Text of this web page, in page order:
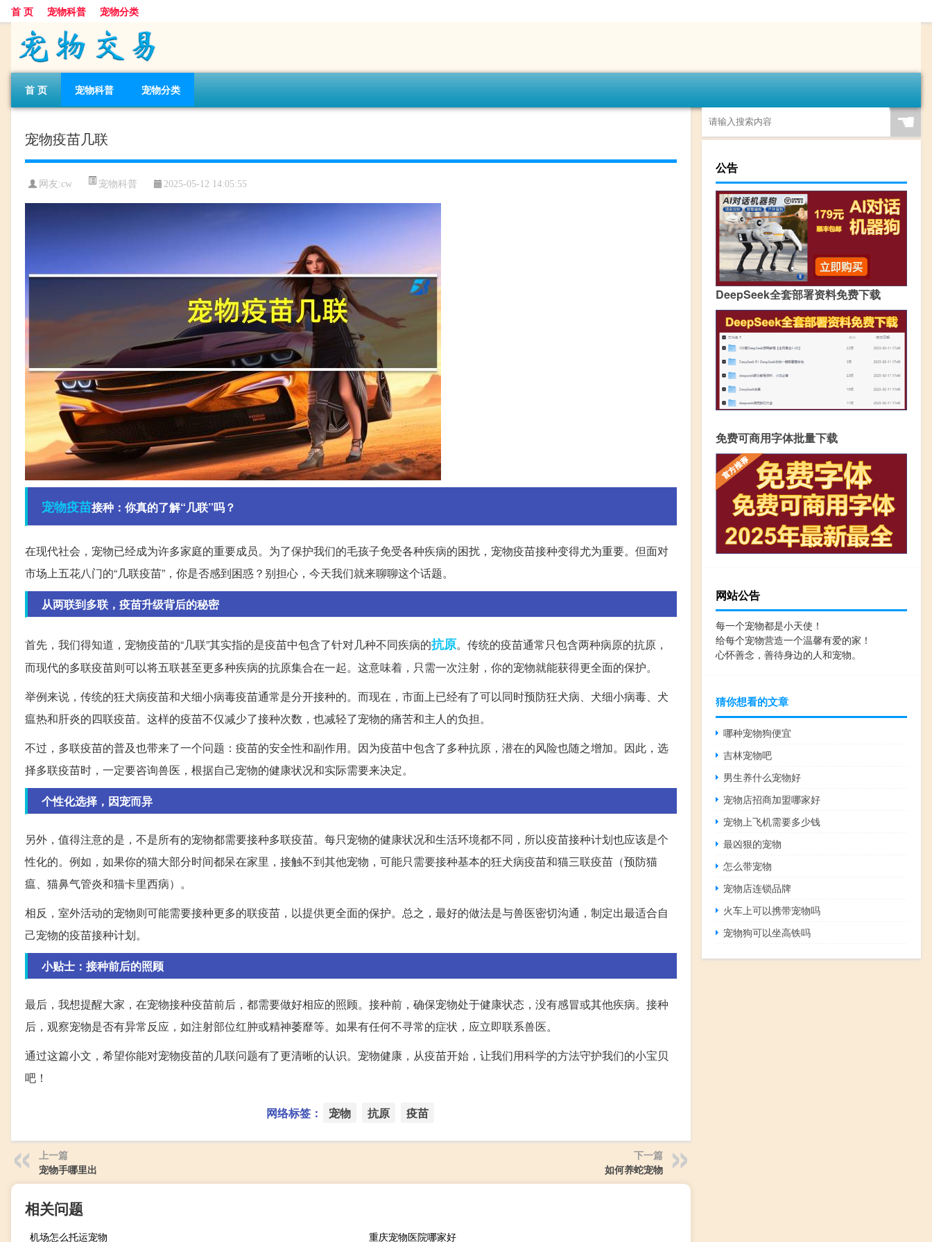
首 页 宠物科普 宠物分类
首 页 宠物科普 宠物分类
宠物疫苗几联
网友:cw 宠物科普 2025-05-12 14:05:55
宠物疫苗接种：你真的了解“几联”吗？
在现代社会，宠物已经成为许多家庭的重要成员。为了保护我们的毛孩子免受各种疾病的困扰，宠物疫苗接种变得尤为重要。但面对
市场上五花八门的“几联疫苗”，你是否感到困惑？别担心，今天我们就来聊聊这个话题。
从两联到多联，疫苗升级背后的秘密
首先，我们得知道，宠物疫苗的“几联”其实指的是疫苗中包含了针对几种不同疾病的抗原。传统的疫苗通常只包含两种病原的抗原，
而现代的多联疫苗则可以将五联甚至更多种疾病的抗原集合在一起。这意味着，只需一次注射，你的宠物就能获得更全面的保护。
举例来说，传统的狂犬病疫苗和犬细小病毒疫苗通常是分开接种的。而现在，市面上已经有了可以同时预防狂犬病、犬细小病毒、犬
瘟热和肝炎的四联疫苗。这样的疫苗不仅减少了接种次数，也减轻了宠物的痛苦和主人的负担。
不过，多联疫苗的普及也带来了一个问题：疫苗的安全性和副作用。因为疫苗中包含了多种抗原，潜在的风险也随之增加。因此，选
择多联疫苗时，一定要咨询兽医，根据自己宠物的健康状况和实际需要来决定。
个性化选择，因宠而异
另外，值得注意的是，不是所有的宠物都需要接种多联疫苗。每只宠物的健康状况和生活环境都不同，所以疫苗接种计划也应该是个
性化的。例如，如果你的猫大部分时间都呆在家里，接触不到其他宠物，可能只需要接种基本的狂犬病疫苗和猫三联疫苗（预防猫
瘟、猫鼻气管炎和猫卡里西病）。
相反，室外活动的宠物则可能需要接种更多的联疫苗，以提供更全面的保护。总之，最好的做法是与兽医密切沟通，制定出最适合自
己宠物的疫苗接种计划。
小贴士：接种前后的照顾
最后，我想提醒大家，在宠物接种疫苗前后，都需要做好相应的照顾。接种前，确保宠物处于健康状态，没有感冒或其他疾病。接种
后，观察宠物是否有异常反应，如注射部位红肿或精神萎靡等。如果有任何不寻常的症状，应立即联系兽医。
通过这篇小文，希望你能对宠物疫苗的几联问题有了更清晰的认识。宠物健康，从疫苗开始，让我们用科学的方法守护我们的小宝贝
吧！
网络标签： 宠物 抗原 疫苗
上一篇
宠物手哪里出
下一篇
如何养蛇宠物
相关问题
机场怎么托运宠物 重庆宠物医院哪家好
☚
公告
DeepSeek全套部署资料免费下载
免费可商用字体批量下载
网站公告
每一个宠物都是小天使！
给每个宠物营造一个温馨有爱的家！
心怀善念，善待身边的人和宠物。
猜你想看的文章
哪种宠物狗便宜
吉林宠物吧
男生养什么宠物好
宠物店招商加盟哪家好
宠物上飞机需要多少钱
最凶狠的宠物
怎么带宠物
宠物店连锁品牌
火车上可以携带宠物吗
宠物狗可以坐高铁吗